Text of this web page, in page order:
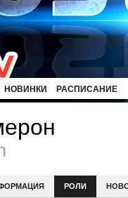
НОВИНКИ РАСПИСАНИЕ
РОЛИ